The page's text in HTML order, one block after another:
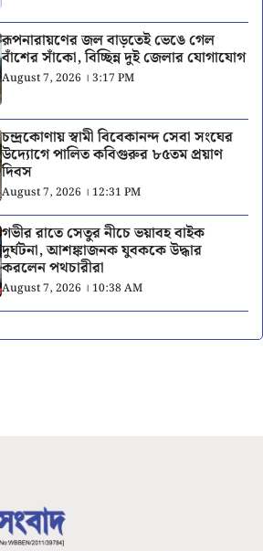
রূপনারায়ণের জল বাড়তেই ভেঙে গেল
বাঁশের সাঁকো, বিচ্ছিন্ন দুই জেলার যোগাযোগ
August 7, 2026 । 3:17 PM
চন্দ্রকোণায় স্বামী বিবেকানন্দ সেবা সংঘের
উদ্যোগে পালিত কবিগুরুর ৮৫তম প্রয়াণ
দিবস
August 7, 2026 । 12:31 PM
গভীর রাতে সেতুর নীচে ভয়াবহ বাইক
দুর্ঘটনা, আশঙ্কাজনক যুবককে উদ্ধার
করলেন পথচারীরা
August 7, 2026 । 10:38 AM